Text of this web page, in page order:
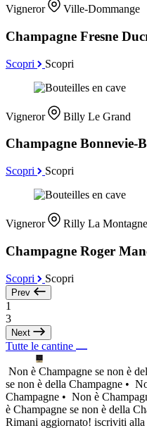
Vigneror Ville-Dommange
Champagne Fresne
Scopri Scopri
Vigneror Billy Le Grand
Champagne Bonnevie-
Scopri Scopri
Vigneror Rilly La Montagne
Champagne Roger
Scopri Scopri
Prev
1
3
Next
Tutte le cantine
Non è Champagne se non è
se non è della Champagne •
Champagne • Non è
è Champagne se non è della
Rimani aggiornato! iscriviti alla